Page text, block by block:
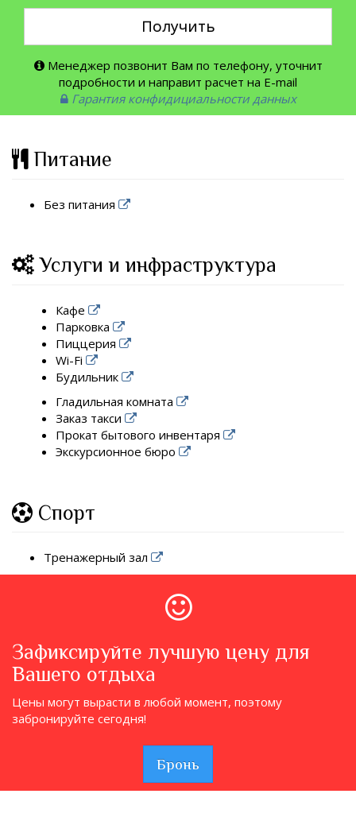
Получить
Менеджер позвонит Вам по телефону, уточнит
подробности и направит расчет на E-mail
Гарантия конфидициальности данных
Питание
Без питания
Услуги и инфраструктура
Кафе
Парковка
Пиццерия
Wi-Fi
Будильник
Гладильная комната
Заказ такси
Прокат бытового инвентаря
Экскурсионное бюро
Спорт
Тренажерный зал
Зафиксируйте лучшую цену для
Вашего отдыха
Цены могут вырасти в любой момент, поэтому
забронируйте сегодня!
Бронь